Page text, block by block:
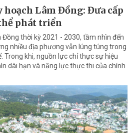
hoạch Lâm Đồng: Đưa cấp
phát triển
thời kỳ 2021 - 2030, tầm nhìn đến
nhiều địa phương vẫn lúng túng trong
Trong khi, nguồn lực chỉ thực sự hiệu
dài hạn và năng lực thực thi của chính